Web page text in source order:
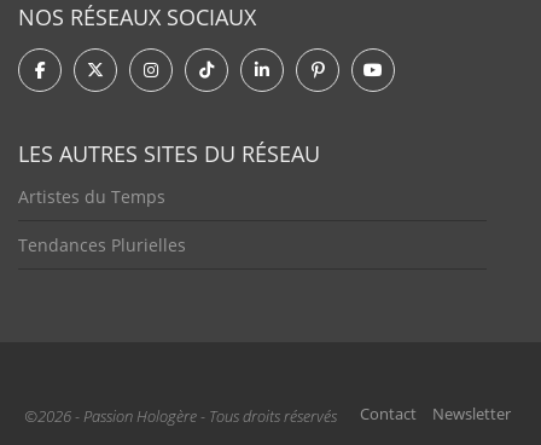
NOS RÉSEAUX SOCIAUX
LES AUTRES SITES DU RÉSEAU
Artistes du Temps
Tendances Plurielles
©2026 - Passion Hologère - Tous droits réservés Contact Newsletter